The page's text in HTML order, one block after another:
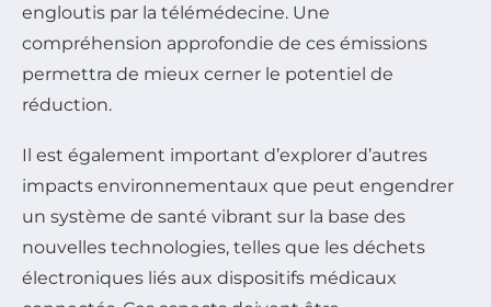
engloutis par la télémédecine. Une
compréhension approfondie de ces émissions
permettra de mieux cerner le potentiel de
réduction.
Il est également important d’explorer d’autres
impacts environnementaux que peut engendrer
un système de santé vibrant sur la base des
nouvelles technologies, telles que les déchets
électroniques liés aux dispositifs médicaux